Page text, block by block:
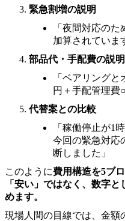
緊急割増の説明
「夜間対応の
加算されていま
部品代・手配費の説明
「ベアリング
円＋手配管理費
代替案との比較
「稼働停止が1
今回の緊急対応
断しました」
このように費用構造を5ブ
「安い」ではなく、数字
めます。
現場人間の目線では、金額